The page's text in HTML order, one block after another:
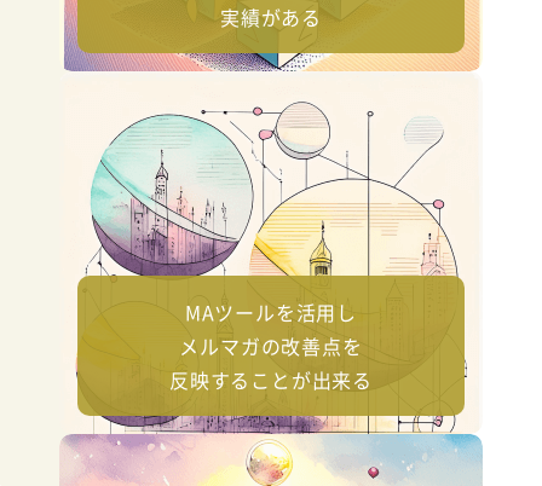
実績がある
MAツールを活用し
メルマガの改善点を
反映することが出来る